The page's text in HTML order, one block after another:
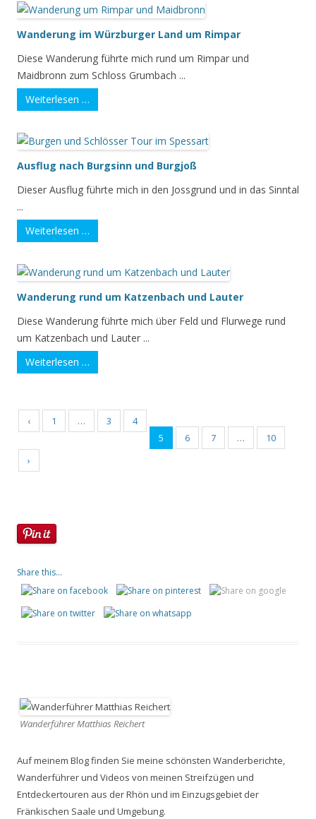
Wanderung im Würzburger Land um Rimpar
Diese Wanderung führte mich rund um Rimpar und
Maidbronn zum Schloss Grumbach ...
Weiterlesen …
Ausflug nach Burgsinn und Burgjoß
Dieser Ausflug führte mich in den Jossgrund und in das Sinntal
...
Weiterlesen …
Wanderung rund um Katzenbach und Lauter
Diese Wanderung führte mich über Feld und Flurwege rund
um Katzenbach und Lauter ...
Weiterlesen …
‹ 1 … 3
4
5
6 7 …
10
›
Share this...
Wanderführer Matthias Reichert
Auf meinem Blog finden Sie meine schönsten Wanderberichte,
Wanderführer und Videos von meinen Streifzügen und
Entdeckertouren aus der Rhön und im Einzugsgebiet der
Fränkischen Saale und Umgebung.